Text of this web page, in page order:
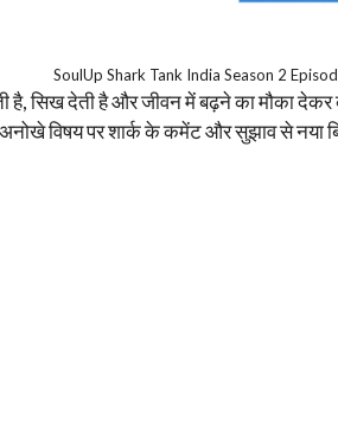
SoulUp Shark Tank India Season 2
है, सिख देती है और जीवन में बढ़ने का मौका
विषय पर शार्क के कमेंट और सुझाव से नया